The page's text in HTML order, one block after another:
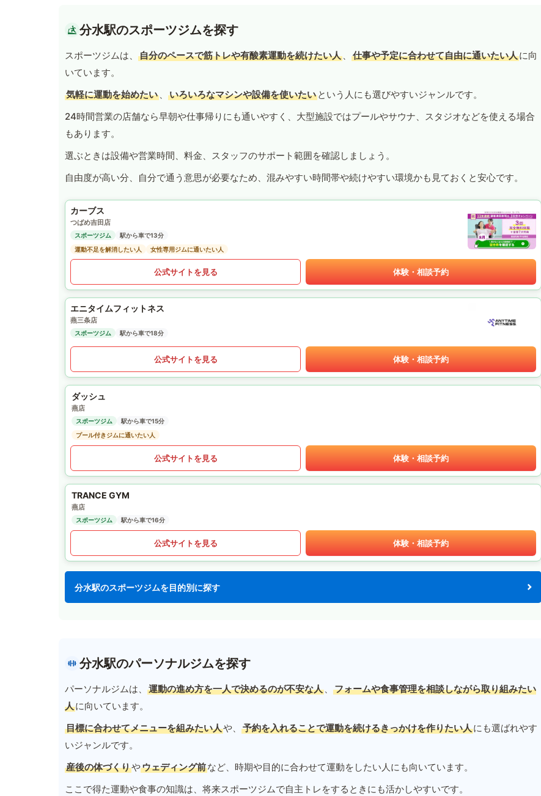
分水駅のスポーツジムを探す
スポーツジムは、 自分のペースで筋トレや有酸素運動を続けたい人 、 仕事や予定に合わせて自由に通いたい人に向
いています。
気軽に運動を始めたい 、 いろいろなマシンや設備を使いたい という人にも選びやすいジャンルです。
24時間営業の店舗なら早朝や仕事帰りにも通いやすく、大型施設ではプールやサウナ、スタジオなどを使える場合
もあります。
選ぶときは設備や営業時間、料金、スタッフのサポート範囲を確認しましょう。
自由度が高い分、自分で通う意思が必要なため、混みやすい時間帯や続けやすい環境かも見ておくと安心です。
カーブス
つばめ吉田店
スポーツジム
駅から車で13分
運動不足を解消したい人
女性専用ジムに通いたい人
公式サイトを見る 体験・相談予約
エニタイムフィットネス
燕三条店
スポーツジム 駅から車で18分
公式サイトを見る 体験・相談予約
ダッシュ
燕店
スポーツジム
駅から車で15分
プール付きジムに通いたい人
公式サイトを見る 体験・相談予約
TRANCE GYM
燕店
スポーツジム 駅から車で16分
公式サイトを見る 体験・相談予約
分水駅のスポーツジムを目的別に探す
分水駅のパーソナルジムを探す
パーソナルジムは、 運動の進め方を一人で決めるのが不安な人 、
フォームや食事管理を相談しながら取り組みたい
人に向いています。
目標に合わせてメニューを組みたい人や、 予約を入れることで運動を続けるきっかけを作りたい人にも選ばれやす
いジャンルです。
産後の体づくりやウェディング前など、時期や目的に合わせて運動をしたい人にも向いています。
ここで得た運動や食事の知識は、将来スポーツジムで自主トレをするときにも活かしやすいです。